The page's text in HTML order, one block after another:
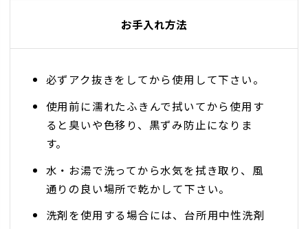
お手入れ方法
必ずアク抜きをしてから使用して下さい。
使用前に濡れたふきんで拭いてから使用す
ると臭いや色移り、黒ずみ防止になりま
す。
水・お湯で洗ってから水気を拭き取り、風
通りの良い場所で乾かして下さい。
洗剤を使用する場合には、台所用中性洗剤